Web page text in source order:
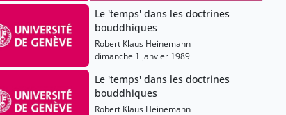
Le 'temps' dans les doctrines
bouddhiques
Robert Klaus Heinemann
dimanche 1 janvier 1989
Le 'temps' dans les doctrines
bouddhiques
Robert Klaus Heinemann